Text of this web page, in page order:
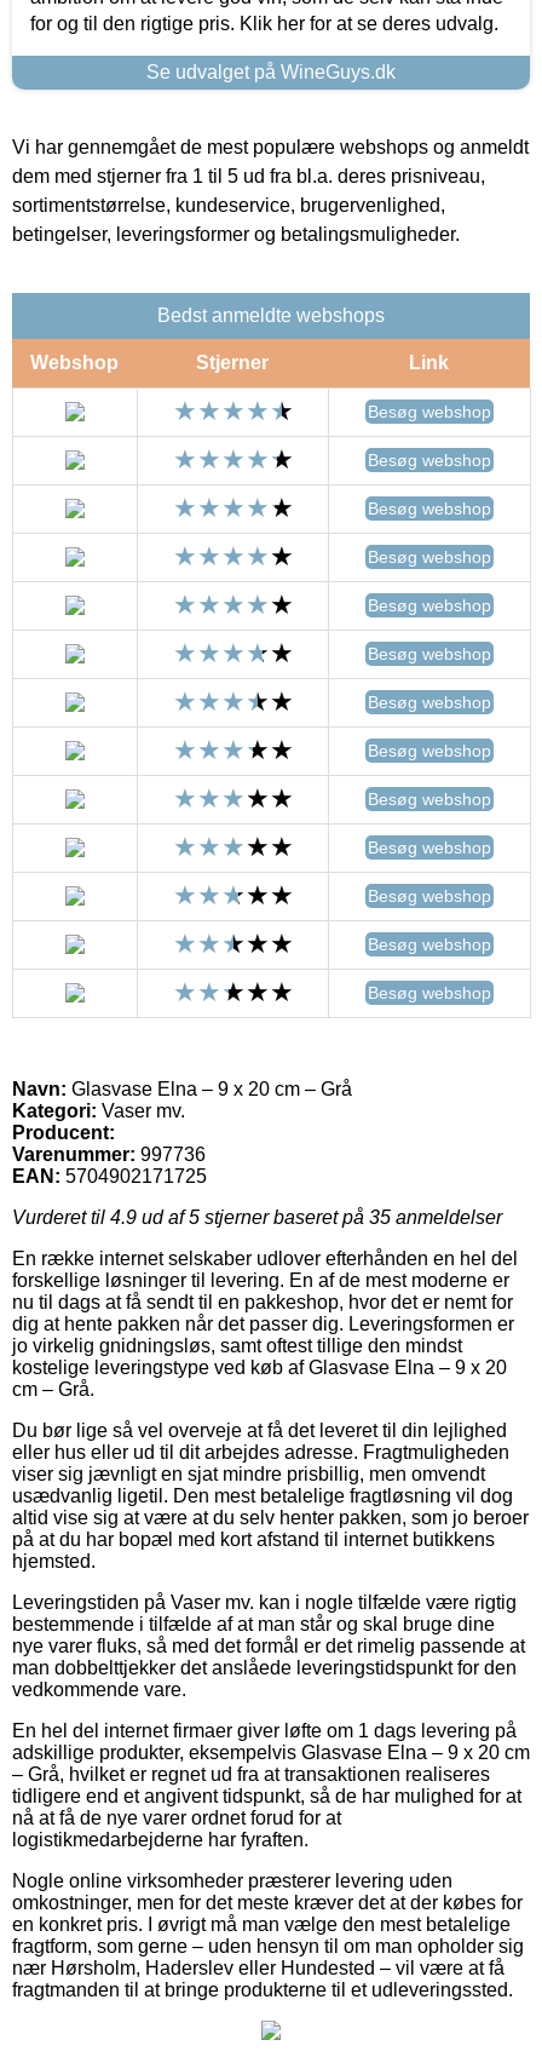
for og til den rigtige pris. Klik her for at se deres udvalg.
Se udvalget på WineGuys.dk
Vi har gennemgået de mest populære webshops og anmeldt
dem med stjerner fra 1 til 5 ud fra bl.a. deres prisniveau,
sortimentstørrelse, kundeservice, brugervenlighed,
betingelser, leveringsformer og betalingsmuligheder.
Bedst anmeldte webshops
Webshop Stjerner Link
Besøg webshop
Besøg webshop
Besøg webshop
Besøg webshop
Besøg webshop
Besøg webshop
Besøg webshop
Besøg webshop
Besøg webshop
Besøg webshop
Besøg webshop
Besøg webshop
Besøg webshop
Navn: Glasvase Elna – 9 x 20 cm – Grå
Kategori: Vaser mv.
Producent:
Varenummer: 997736
EAN: 5704902171725
Vurderet til 4.9 ud af 5 stjerner baseret på 35 anmeldelser
En række internet selskaber udlover efterhånden en hel del
forskellige løsninger til levering. En af de mest moderne er
nu til dags at få sendt til en pakkeshop, hvor det er nemt for
dig at hente pakken når det passer dig. Leveringsformen er
jo virkelig gnidningsløs, samt oftest tillige den mindst
kostelige leveringstype ved køb af Glasvase Elna – 9 x 20
cm – Grå.
Du bør lige så vel overveje at få det leveret til din lejlighed
eller hus eller ud til dit arbejdes adresse. Fragtmuligheden
viser sig jævnligt en sjat mindre prisbillig, men omvendt
usædvanlig ligetil. Den mest betalelige fragtløsning vil dog
altid vise sig at være at du selv henter pakken, som jo beroer
på at du har bopæl med kort afstand til internet butikkens
hjemsted.
Leveringstiden på Vaser mv. kan i nogle tilfælde være rigtig
bestemmende i tilfælde af at man står og skal bruge dine
nye varer fluks, så med det formål er det rimelig passende at
man dobbelttjekker det anslåede leveringstidspunkt for den
vedkommende vare.
En hel del internet firmaer giver løfte om 1 dags levering på
adskillige produkter, eksempelvis Glasvase Elna – 9 x 20 cm
– Grå, hvilket er regnet ud fra at transaktionen realiseres
tidligere end et angivent tidspunkt, så de har mulighed for at
nå at få de nye varer ordnet forud for at
logistikmedarbejderne har fyraften.
Nogle online virksomheder præsterer levering uden
omkostninger, men for det meste kræver det at der købes for
en konkret pris. I øvrigt må man vælge den mest betalelige
fragtform, som gerne – uden hensyn til om man opholder sig
nær Hørsholm, Haderslev eller Hundested – vil være at få
fragtmanden til at bringe produkterne til et udleveringssted.